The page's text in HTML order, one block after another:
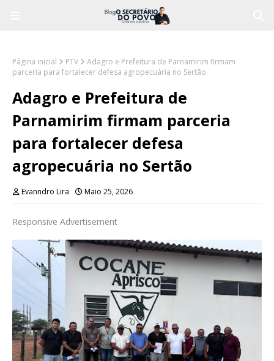
Página inicial PTV
Adagro e Prefeitura de Parnamirim firmam
parceria para fortalecer defesa agropecuária no Sertão
Adagro e Prefeitura de
Parnamirim firmam parceria
para fortalecer defesa
agropecuária no Sertão
Evanndro Lira Maio 25, 2026
Responsive Advertisement